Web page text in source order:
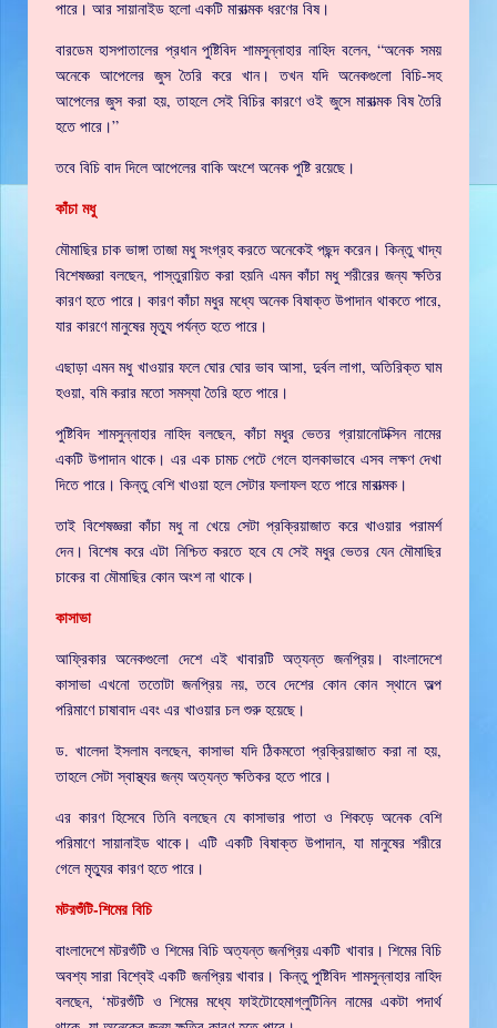
পারে। আর সায়ানাইড হলো একটি মারাত্মক ধরণের বিষ।
বারডেম হাসপাতালের প্রধান পুষ্টিবিদ শামসুন্নাহার নাহিদ বলেন, “অনেক সময়
অনেকে আপেলের জুস তৈরি করে খান। তখন যদি অনেকগুলো বিচি-সহ
আপেলের জুস করা হয়, তাহলে সেই বিচির কারণে ওই জুসে মারাত্মক বিষ তৈরি
হতে পারে।”
তবে বিচি বাদ দিলে আপেলের বাকি অংশে অনেক পুষ্টি রয়েছে।
কাঁচা মধু
মৌমাছির চাক ভাঙ্গা তাজা মধু সংগ্রহ করতে অনেকেই পছন্দ করেন। কিন্তু খাদ্য
বিশেষজ্ঞরা বলছেন, পাস্তুরায়িত করা হয়নি এমন কাঁচা মধু শরীরের জন্য ক্ষতির
কারণ হতে পারে। কারণ কাঁচা মধুর মধ্যে অনেক বিষাক্ত উপাদান থাকতে পারে,
যার কারণে মানুষের মৃত্যু পর্যন্ত হতে পারে।
এছাড়া এমন মধু খাওয়ার ফলে ঘোর ঘোর ভাব আসা, দুর্বল লাগা, অতিরিক্ত ঘাম
হওয়া, বমি করার মতো সমস্যা তৈরি হতে পারে।
পুষ্টিবিদ শামসুন্নাহার নাহিদ বলছেন, কাঁচা মধুর ভেতর গ্রায়ানোটক্সিন নামের
একটি উপাদান থাকে। এর এক চামচ পেটে গেলে হালকাভাবে এসব লক্ষণ দেখা
দিতে পারে। কিন্তু বেশি খাওয়া হলে সেটার ফলাফল হতে পারে মারাত্মক।
তাই বিশেষজ্ঞরা কাঁচা মধু না খেয়ে সেটা প্রক্রিয়াজাত করে খাওয়ার পরামর্শ
দেন। বিশেষ করে এটা নিশ্চিত করতে হবে যে সেই মধুর ভেতর যেন মৌমাছির
চাকের বা মৌমাছির কোন অংশ না থাকে।
কাসাভা
আফ্রিকার অনেকগুলো দেশে এই খাবারটি অত্যন্ত জনপ্রিয়। বাংলাদেশে
কাসাভা এখনো ততোটা জনপ্রিয় নয়, তবে দেশের কোন কোন স্থানে অল্প
পরিমাণে চাষাবাদ এবং এর খাওয়ার চল শুরু হয়েছে।
ড. খালেদা ইসলাম বলছেন, কাসাভা যদি ঠিকমতো প্রক্রিয়াজাত করা না হয়,
তাহলে সেটা স্বাস্থ্যর জন্য অত্যন্ত ক্ষতিকর হতে পারে।
এর কারণ হিসেবে তিনি বলছেন যে কাসাভার পাতা ও শিকড়ে অনেক বেশি
পরিমাণে সায়ানাইড থাকে। এটি একটি বিষাক্ত উপাদান, যা মানুষের শরীরে
গেলে মৃত্যুর কারণ হতে পারে।
মটরশুঁটি-শিমের বিচি
বাংলাদেশে মটরশুঁটি ও শিমের বিচি অত্যন্ত জনপ্রিয় একটি খাবার। শিমের বিচি
অবশ্য সারা বিশ্বেই একটি জনপ্রিয় খাবার। কিন্তু পুষ্টিবিদ শামসুন্নাহার নাহিদ
বলছেন, ‘মটরশুঁটি ও শিমের মধ্যে ফাইটোহেমাগ্লুটিনিন নামের একটা পদার্থ